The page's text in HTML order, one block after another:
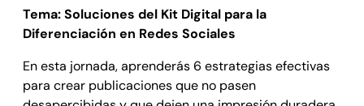
Tema: Soluciones del Kit Digital para la
Diferenciación en Redes Sociales
En esta jornada, aprenderás 6 estrategias efectivas
para crear publicaciones que no pasen